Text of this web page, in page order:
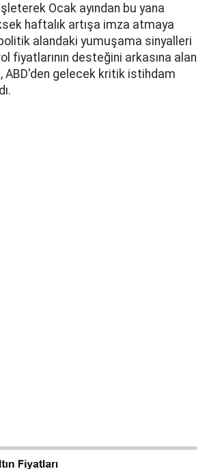
Ocak ayından bu yana
haftalık artışa imza atmaya
alandaki yumuşama sinyalleri
fiyatlarının desteğini arkasına alan
ABD'den gelecek kritik istihdam